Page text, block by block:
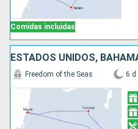
Comidas incluidas
ESTADOS UNIDOS,
Freedom of the Seas 6 d